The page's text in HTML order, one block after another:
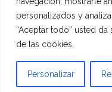
personalizados y
“Aceptar todo” usted
de las cookies.
Personalizar